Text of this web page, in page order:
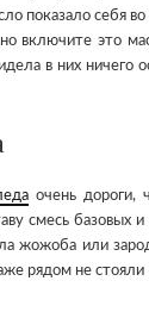
показало себя
включите это
в них ничего
очень дороги,
смесь базовых
жожоба или
рядом не стояли